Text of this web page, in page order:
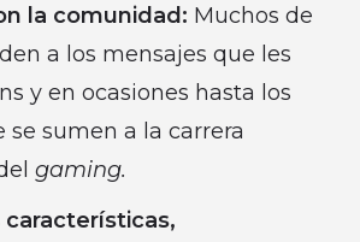
la comunidad: Muchos de
a los mensajes que les
y en ocasiones hasta los
se sumen a la carrera
gaming.
características,